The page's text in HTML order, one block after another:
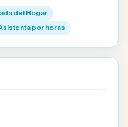
del Hogar
por horas